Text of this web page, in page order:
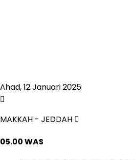
Ahad, 12 Januari 2025
MAKKAH - JEDDAH
05.00 WAS